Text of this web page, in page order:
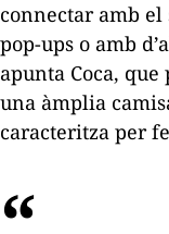
connectar amb
pop-ups o amb
apunta Coca,
una àmplia
caracteritza per